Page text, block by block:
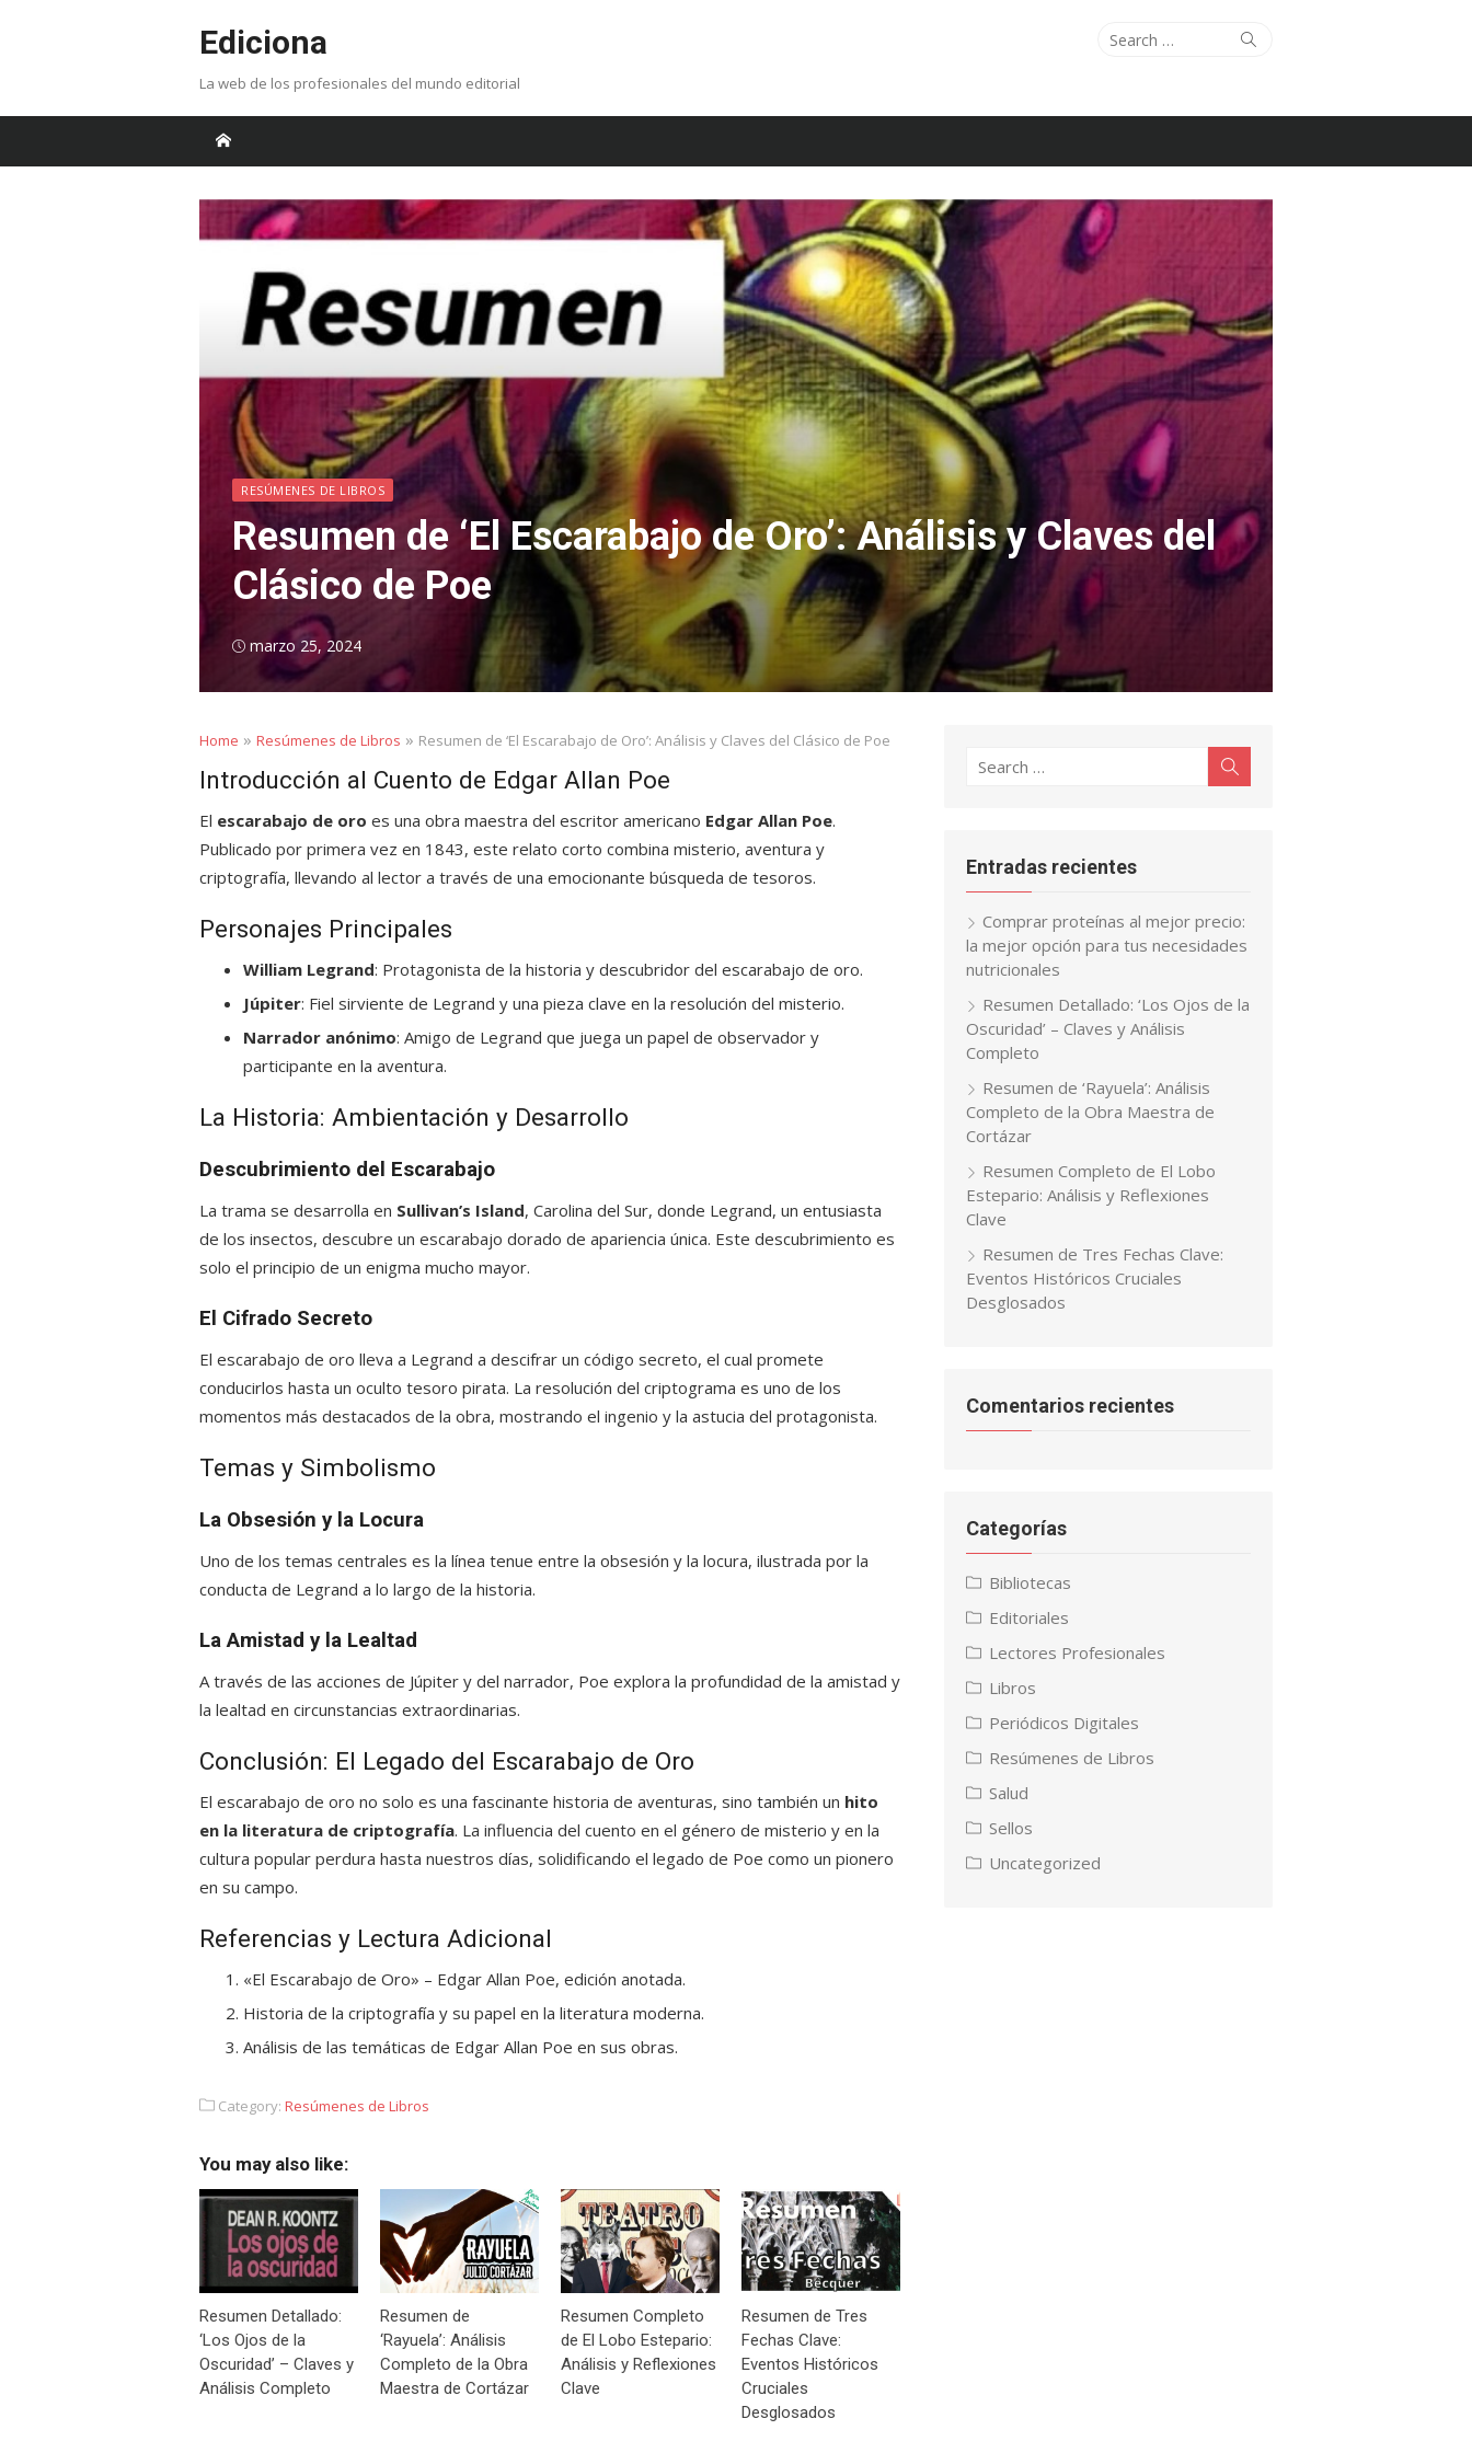
Ediciona
La web de los profesionales del mundo editorial
Search
Search
RESÚMENES DE LIBROS
Resumen de ‘El Escarabajo de Oro’: Análisis y Claves del
Clásico de Poe
Posted
marzo 25, 2024
Home » Resúmenes de Libros » Resumen de ‘El Escarabajo de Oro’: Análisis y Claves del Clásico de Poe
Introducción al Cuento de Edgar Allan Poe
El escarabajo de oro es una obra maestra del escritor americano Edgar Allan Poe.
Publicado por primera vez en 1843, este relato corto combina misterio, aventura y
criptografía, llevando al lector a través de una emocionante búsqueda de tesoros.
Personajes Principales
William Legrand: Protagonista de la historia y descubridor del escarabajo de oro.
Júpiter: Fiel sirviente de Legrand y una pieza clave en la resolución del misterio.
Narrador anónimo: Amigo de Legrand que juega un papel de observador y
participante en la aventura.
La Historia: Ambientación y Desarrollo
Descubrimiento del Escarabajo
La trama se desarrolla en Sullivan’s Island, Carolina del Sur, donde Legrand, un entusiasta
de los insectos, descubre un escarabajo dorado de apariencia única. Este descubrimiento es
solo el principio de un enigma mucho mayor.
El Cifrado Secreto
El escarabajo de oro lleva a Legrand a descifrar un código secreto, el cual promete
conducirlos hasta un oculto tesoro pirata. La resolución del criptograma es uno de los
momentos más destacados de la obra, mostrando el ingenio y la astucia del protagonista.
Temas y Simbolismo
La Obsesión y la Locura
Uno de los temas centrales es la línea tenue entre la obsesión y la locura, ilustrada por la
conducta de Legrand a lo largo de la historia.
La Amistad y la Lealtad
A través de las acciones de Júpiter y del narrador, Poe explora la profundidad de la amistad y
la lealtad en circunstancias extraordinarias.
Conclusión: El Legado del Escarabajo de Oro
El escarabajo de oro no solo es una fascinante historia de aventuras, sino también un hito
en la literatura de criptografía. La influencia del cuento en el género de misterio y en la
cultura popular perdura hasta nuestros días, solidificando el legado de Poe como un pionero
en su campo.
Referencias y Lectura Adicional
«El Escarabajo de Oro» – Edgar Allan Poe, edición anotada.
Historia de la criptografía y su papel en la literatura moderna.
Análisis de las temáticas de Edgar Allan Poe en sus obras.
Category: Resúmenes de Libros
You may also like:
Resumen Detallado:
‘Los Ojos de la
Oscuridad’ – Claves y
Análisis Completo
Resumen de
‘Rayuela’: Análisis
Completo de la Obra
Maestra de Cortázar
Resumen Completo
de El Lobo Estepario:
Análisis y Reflexiones
Clave
Resumen de Tres
Fechas Clave:
Eventos Históricos
Cruciales
Desglosados
Search
Entradas recientes
Comprar proteínas al mejor precio:
la mejor opción para tus necesidades
nutricionales
Resumen Detallado: ‘Los Ojos de la
Oscuridad’ – Claves y Análisis
Completo
Resumen de ‘Rayuela’: Análisis
Completo de la Obra Maestra de
Cortázar
Resumen Completo de El Lobo
Estepario: Análisis y Reflexiones
Clave
Resumen de Tres Fechas Clave:
Eventos Históricos Cruciales
Desglosados
Comentarios recientes
Categorías
Bibliotecas
Editoriales
Lectores Profesionales
Libros
Periódicos Digitales
Resúmenes de Libros
Salud
Sellos
Uncategorized